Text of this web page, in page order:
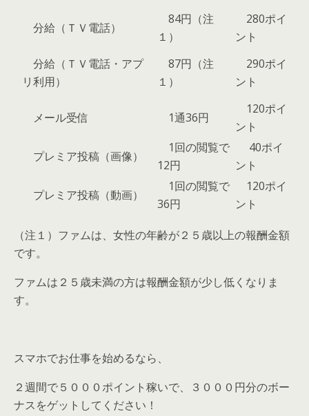
分給（ＴＶ電話）
84円（注
１）
280ポイ
ント
分給（ＴＶ電話・アプ
リ利用）
87円（注
１）
290ポイ
ント
メール受信 1通36円
120ポイ
ント
プレミア投稿（画像）
1回の閲覧で
12円
40ポイ
ント
プレミア投稿（動画）
1回の閲覧で
36円
120ポイ
ント
（注１）ファムは、女性の年齢が２５歳以上の報酬金額
です。
ファムは２５歳未満の方は報酬金額が少し低くなりま
す。
スマホでお仕事を始めるなら、
２週間で５０００ポイント稼いで、３０００円分のボー
ナスをゲットしてください！